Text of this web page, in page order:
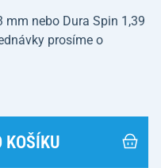
mm nebo Dura Spin 1,39
prosíme o
KOŠÍKU